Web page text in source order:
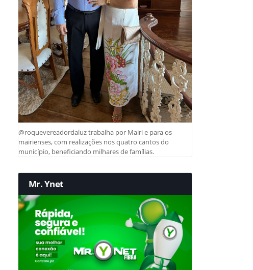
@roquevereadordaluz trabalha por Mairi e para os
mairienses, com realizações nos quatro cantos do
município, beneficiando milhares de famílias.
Mr. Ynet